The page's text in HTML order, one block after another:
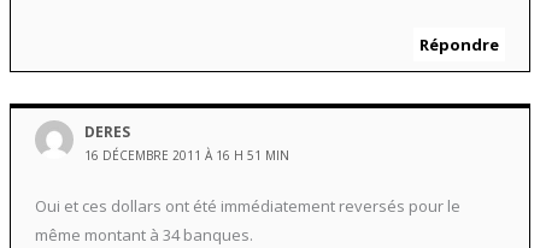
Répondre
DERES
16 DÉCEMBRE 2011 À 16 H 51 MIN
Oui et ces dollars ont été immédiatement reversés pour le
même montant à 34 banques.